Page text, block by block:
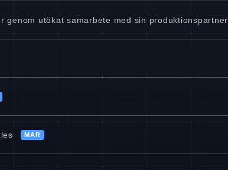
genom utökat samarbete med sin produktionspartner
MAR